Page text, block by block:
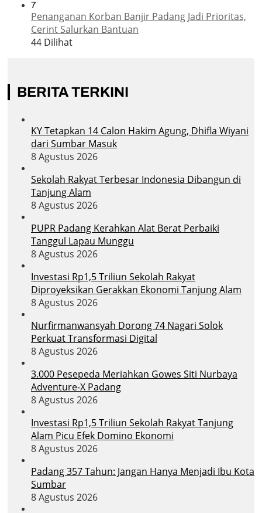
7
Penanganan Korban Banjir Padang Jadi Prioritas,
Cerint Salurkan Bantuan
44 Dilihat
BERITA TERKINI
KY Tetapkan 14 Calon Hakim Agung, Dhifla Wiyani
dari Sumbar Masuk
8 Agustus 2026
Sekolah Rakyat Terbesar Indonesia Dibangun di
Tanjung Alam
8 Agustus 2026
PUPR Padang Kerahkan Alat Berat Perbaiki
Tanggul Lapau Munggu
8 Agustus 2026
Investasi Rp1,5 Triliun Sekolah Rakyat
Diproyeksikan Gerakkan Ekonomi Tanjung Alam
8 Agustus 2026
Nurfirmanwansyah Dorong 74 Nagari Solok
Perkuat Transformasi Digital
8 Agustus 2026
3.000 Pesepeda Meriahkan Gowes Siti Nurbaya
Adventure-X Padang
8 Agustus 2026
Investasi Rp1,5 Triliun Sekolah Rakyat Tanjung
Alam Picu Efek Domino Ekonomi
8 Agustus 2026
Padang 357 Tahun: Jangan Hanya Menjadi Ibu Kota
Sumbar
8 Agustus 2026